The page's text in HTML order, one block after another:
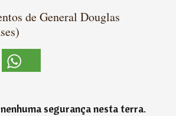
de General Douglas
segurança nesta terra.